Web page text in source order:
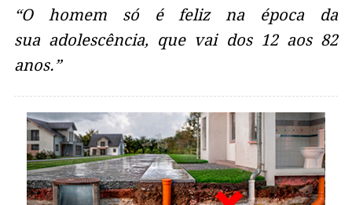
“O homem só é feliz na época da
sua adolescência, que vai dos 12 aos 82
anos.”